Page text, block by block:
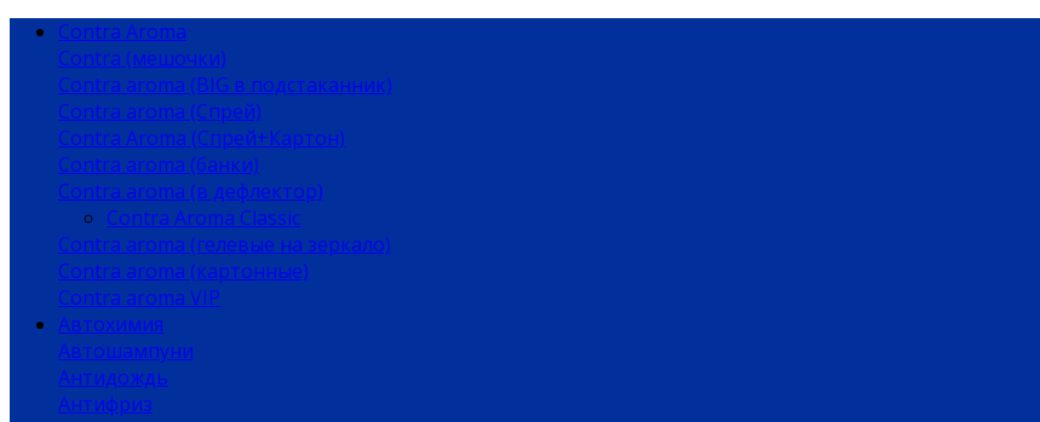
Contra Aroma
Contra (мешочки)
Contra aroma (BIG в подстаканник)
Contra aroma (Спрей)
Contra Aroma (Спрей+Картон)
Contra aroma (банки)
Contra aroma (в дефлектор)
Contra Aroma Classic
Contra aroma (гелевые на зеркало)
Contra aroma (картонные)
Contra aroma VIP
Автохимия
Автошампуни
Антидождь
Антифриз